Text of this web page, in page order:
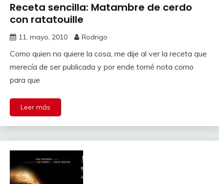
Receta sencilla: Matambre de cerdo
con ratatouille
11, mayo, 2010 Rodrigo
Como quien no quiere la cosa, me dije al ver la receta que
merecía de ser publicada y por ende tomé nota como
para que
Leer más